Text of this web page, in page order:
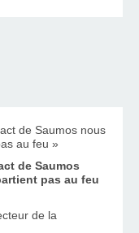
de Saumos
pas au feu